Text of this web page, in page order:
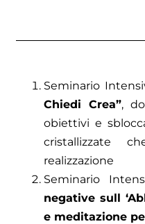
Seminario
Chiedi Crea”,
obiettivi e
cristallizzate
realizzazione
Seminario
negative sull
e meditazione